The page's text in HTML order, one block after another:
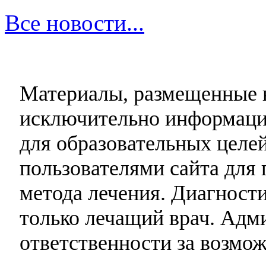
Все новости...
Материалы, размещенные
исключительно
для образовательных
пользователями сайта
метода лечения.
только лечащий врач.
ответственности за